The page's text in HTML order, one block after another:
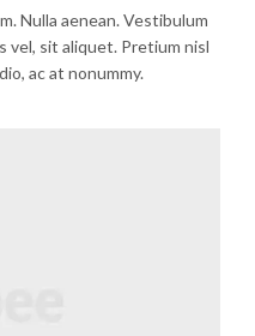
Nulla aenean. Vestibulum
vel, sit aliquet. Pretium nisl
ac at nonummy.